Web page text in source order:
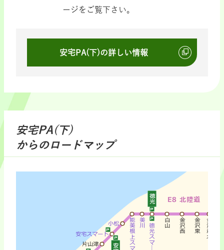
ージをご覧下さい。
安宅PA(下)の詳しい情報
安宅PA(下)
からのロードマップ